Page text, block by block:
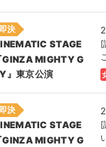
決
STAGE
GINZA MIGHTY G
』東京公演
[
決
STAGE
GINZA MIGHTY G
[